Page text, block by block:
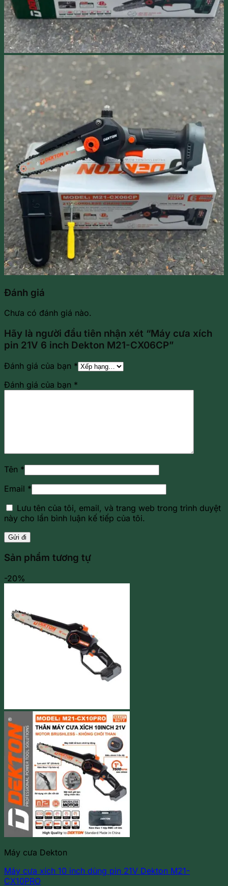
Đánh giá
Chưa có đánh giá nào.
Hãy là người đầu tiên nhận xét “Máy cưa xích
pin 21V 6 inch Dekton M21-CX06CP”
Đánh giá của bạn *
Đánh giá của bạn *
Tên *
Email *
Lưu tên của tôi, email, và trang web trong trình duyệt
này cho lần bình luận kế tiếp của tôi.
Sản phẩm tương tự
-20%
Máy cưa Dekton
Máy cưa xích 10 inch dùng pin 21V Dekton M21-
CX10PRO